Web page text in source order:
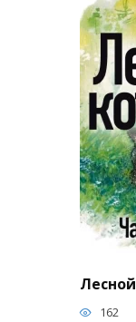
162